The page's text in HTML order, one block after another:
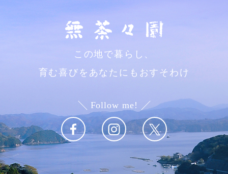
この地で暮らし、
育む喜びをあなたにもおすそわけ
Follow me!